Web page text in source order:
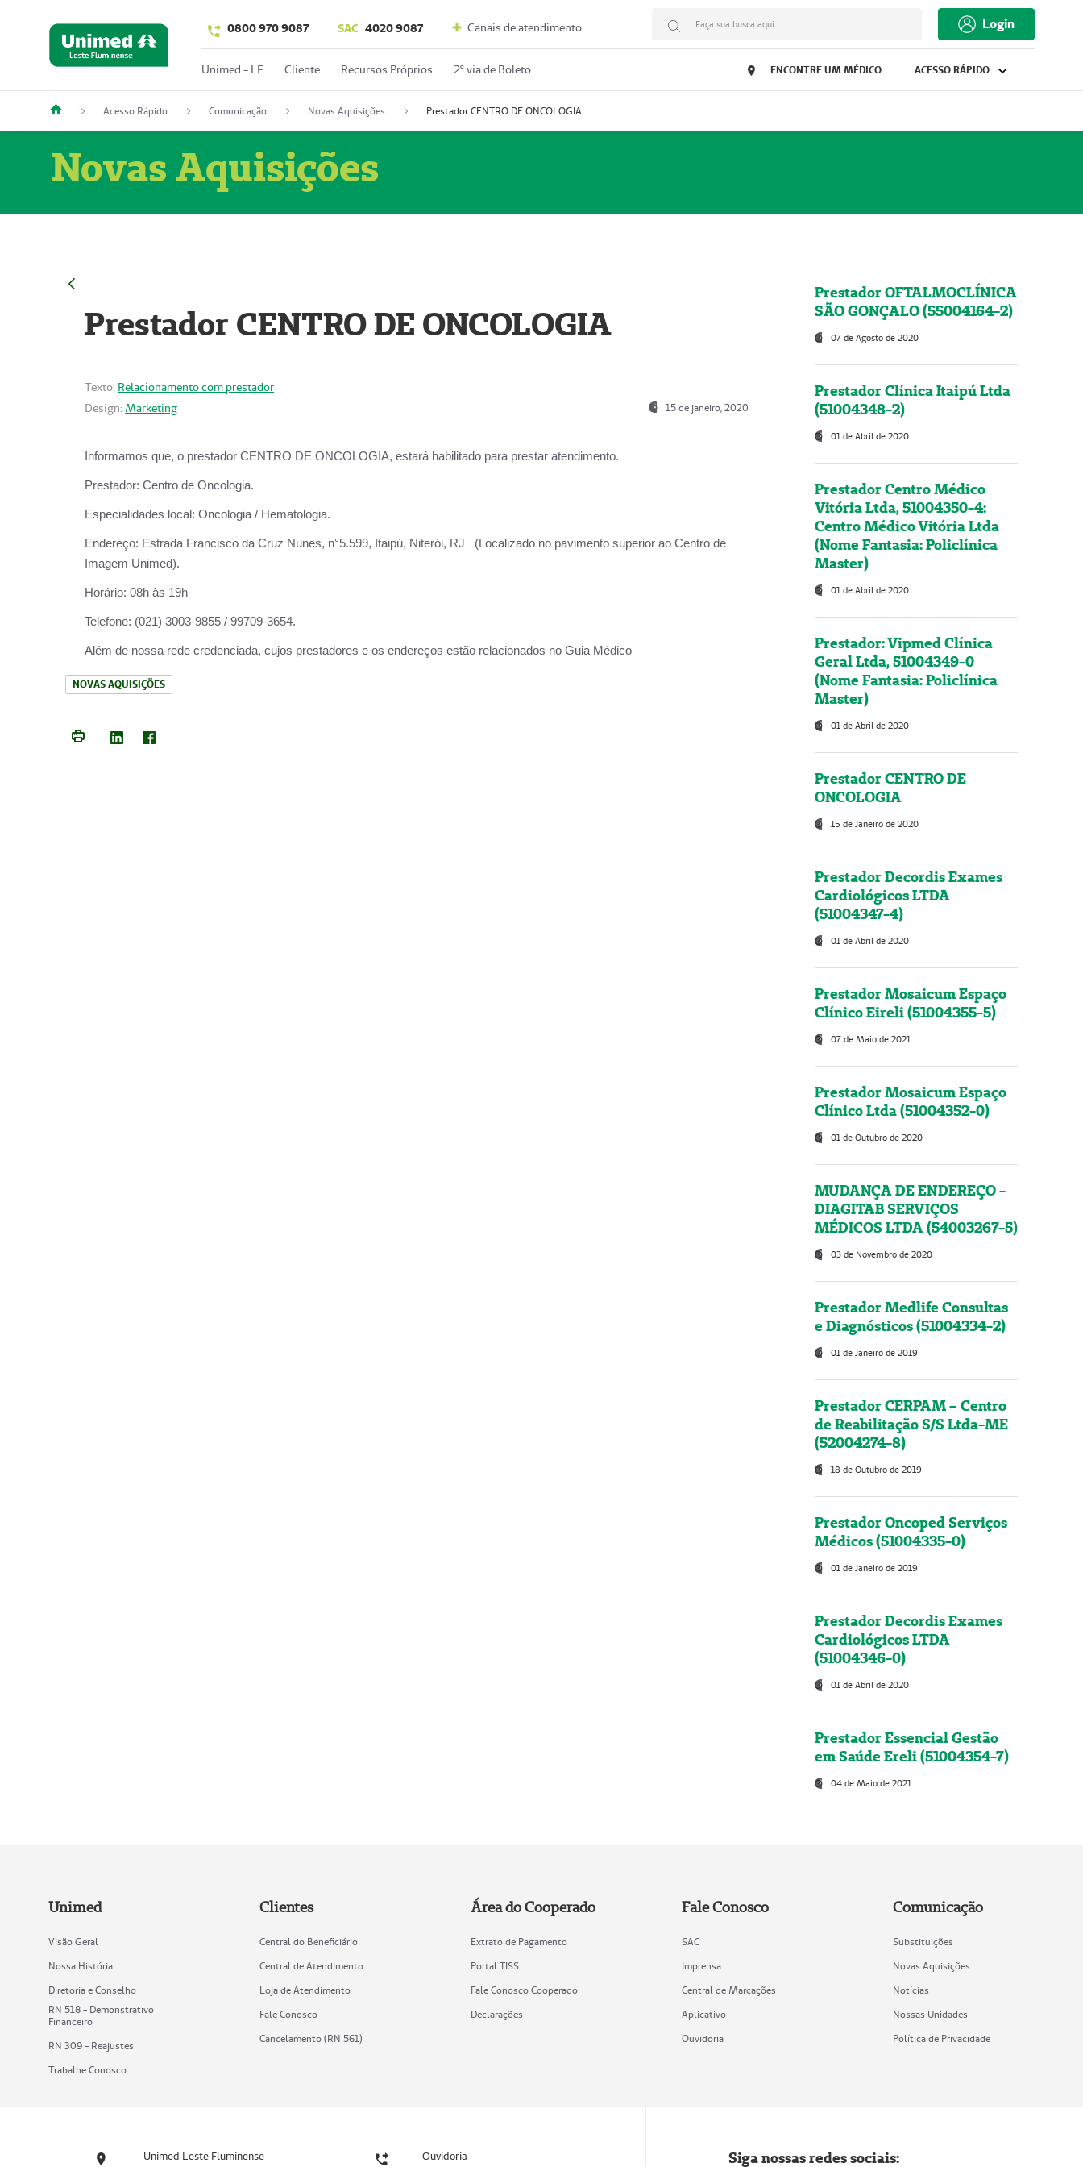
0800 970 9087 SAC 4020 9087 Canais de atendimento Faça sua busca aqui Login
Unimed - LF Cliente Recursos Próprios 2º via de Boleto ENCONTRE UM MÉDICO ACESSO RÁPIDO
Acesso Rápido Comunicação Novas Aquisições Prestador CENTRO DE ONCOLOGIA
Novas Aquisições
Prestador CENTRO DE ONCOLOGIA
Texto: Relacionamento com prestador
Design: Marketing 15 de janeiro, 2020
Informamos que, o prestador CENTRO DE ONCOLOGIA, estará habilitado para prestar atendimento.
Prestador: Centro de Oncologia.
Especialidades local: Oncologia / Hematologia.
Endereço: Estrada Francisco da Cruz Nunes, n°5.599, Itaipú, Niterói, RJ (Localizado no pavimento superior ao Centro de
Imagem Unimed).
Horário: 08h às 19h
Telefone: (021) 3003-9855 / 99709-3654.
Além de nossa rede credenciada, cujos prestadores e os endereços estão relacionados no Guia Médico
NOVAS AQUISIÇÕES
Prestador OFTALMOCLÍNICA
SÃO GONÇALO (55004164-2)
07 de Agosto de 2020
Prestador Clínica Itaipú Ltda
(51004348-2)
01 de Abril de 2020
Prestador Centro Médico
Vitória Ltda, 51004350-4:
Centro Médico Vitória Ltda
(Nome Fantasia: Policlínica
Master)
01 de Abril de 2020
Prestador: Vipmed Clínica
Geral Ltda, 51004349-0
(Nome Fantasia: Policlínica
Master)
01 de Abril de 2020
Prestador CENTRO DE
ONCOLOGIA
15 de Janeiro de 2020
Prestador Decordis Exames
Cardiológicos LTDA
(51004347-4)
01 de Abril de 2020
Prestador Mosaicum Espaço
Clínico Eireli (51004355-5)
07 de Maio de 2021
Prestador Mosaicum Espaço
Clínico Ltda (51004352-0)
01 de Outubro de 2020
MUDANÇA DE ENDEREÇO -
DIAGITAB SERVIÇOS
MÉDICOS LTDA (54003267-5)
03 de Novembro de 2020
Prestador Medlife Consultas
e Diagnósticos (51004334-2)
01 de Janeiro de 2019
Prestador CERPAM – Centro
de Reabilitação S/S Ltda-ME
(52004274-8)
18 de Outubro de 2019
Prestador Oncoped Serviços
Médicos (51004335-0)
01 de Janeiro de 2019
Prestador Decordis Exames
Cardiológicos LTDA
(51004346-0)
01 de Abril de 2020
Prestador Essencial Gestão
em Saúde Ereli (51004354-7)
04 de Maio de 2021
Unimed
Visão Geral
Nossa História
Diretoria e Conselho
RN 518 - Demonstrativo
Financeiro
RN 309 - Reajustes
Trabalhe Conosco
Clientes
Central do Beneficiário
Central de Atendimento
Loja de Atendimento
Fale Conosco
Cancelamento (RN 561)
Área do Cooperado
Extrato de Pagamento
Portal TISS
Fale Conosco Cooperado
Declarações
Fale Conosco
SAC
Imprensa
Central de Marcações
Aplicativo
Ouvidoria
Comunicação
Substituições
Novas Aquisições
Notícias
Nossas Unidades
Política de Privacidade
Unimed Leste Fluminense Ouvidoria Siga nossas redes sociais: